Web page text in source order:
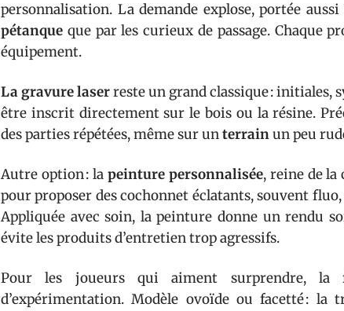
personnalisation. La demande explose, portée
pétanque que par les curieux de passage. Chaque
équipement.
La gravure laserreste un grand classique : initiales,
être inscrit directement sur le bois ou la résine.
des parties répétées, même sur unterrainun peu
Autre option : la peinture personnalisée, reine de la
pour proposer des cochonnet éclatants, souvent
Appliquée avec soin, la peinture donne un rendu
évite les produits d’entretien trop agressifs.
Pour les joueurs qui aiment surprendre, la
d’expérimentation. Modèle ovoïde ou facetté :